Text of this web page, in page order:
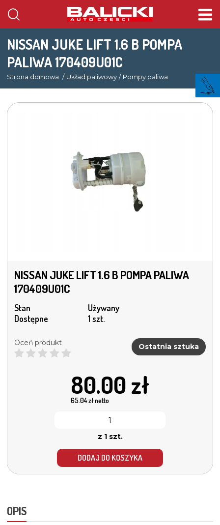
NISSAN JUKE LIFT 1.6 B POMPA
PALIWA 170409U01C
Strona domowa Układ paliwowy Pompy paliwa
NISSAN JUKE LIFT 1.6 B POMPA PALIWA
170409U01C
Stan
Używany
Dostępne
1 szt.
Oceń produkt Ostatnia sztuka
80.00 zł
65.04zł netto
z 1 szt.
DODAJ DO KOSZYKA
OPIS